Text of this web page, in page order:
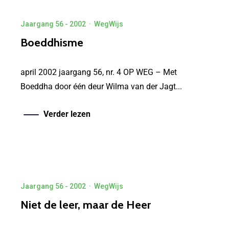
Jaargang 56 - 2002 · WegWijs
Boeddhisme
april 2002 jaargang 56, nr. 4 OP WEG – Met
Boeddha door één deur Wilma van der Jagt...
Verder lezen
Jaargang 56 - 2002 · WegWijs
Niet de leer, maar de Heer